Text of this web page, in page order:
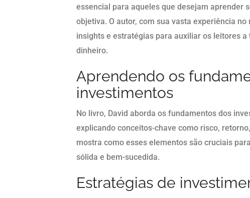
essencial para aqueles que desejam aprender
objetiva. O autor, com sua vasta experiência
insights e estratégias para auxiliar os leitores
dinheiro.
Aprendendo os
investimentos
No livro, David aborda os fundamentos dos
explicando conceitos-chave como risco,
mostra como esses elementos são cruciais
sólida e bem-sucedida.
Estratégias de